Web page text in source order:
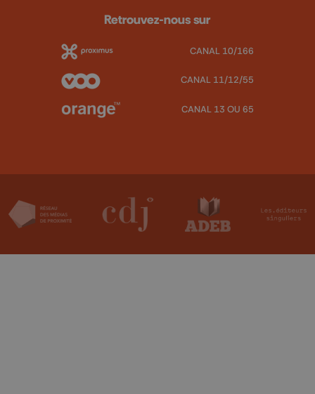
Retrouvez-nous sur
CANAL 10/166
CANAL 11/12/55
CANAL 13 OU 65